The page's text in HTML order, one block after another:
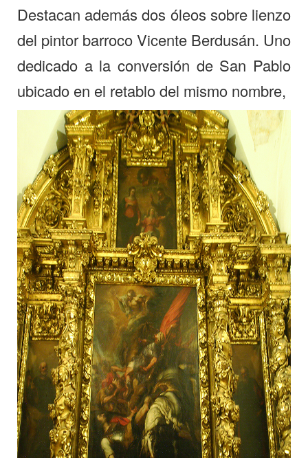
Destacan además dos óleos sobre lienzo
del pintor barroco Vicente Berdusán. Uno
dedicado a la conversión de San Pablo
ubicado en el retablo del mismo nombre,